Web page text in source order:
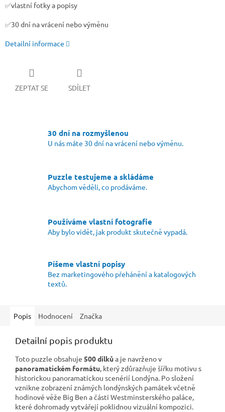
✅vlastní fotky a popisy
✅30 dní na vrácení nebo výměnu
Detailní informace
ZEPTAT SE SDÍLET
30 dní na rozmyšlenou
U nás máte 30 dní na vrácení nebo výměnu.
Puzzle testujeme a skládáme
Abychom věděli, co prodáváme.
Používáme vlastní fotografie
Aby bylo vidět, jak produkt skutečně vypadá.
Píšeme vlastní popisy
Bez marketingového přehánění a katalogových
textů.
Popis Hodnocení Značka
Detailní popis produktu
Toto puzzle obsahuje 500 dílkůa je navrženo v
panoramatickém formátu, který zdůrazňuje šířku motivu s
historickou panoramatickou scenérií Londýna. Po složení
vznikne zobrazení známých londýnských památek včetně
hodinové věže Big Ben a části Westminsterského paláce,
které dohromady vytvářejí poklidnou vizuální kompozici.